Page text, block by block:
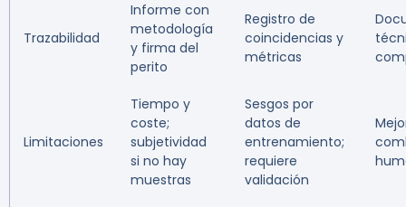
Trazabilidad
Informe con
metodología
y firma del
perito
Registro de
coincidencias y
métricas
Limitaciones
Tiempo y
coste;
subjetividad
si no hay
muestras
Sesgos por
datos de
entrenamiento;
requiere
validación